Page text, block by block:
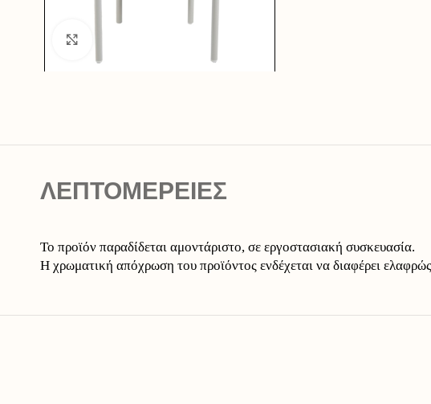
ΛΕΠΤΟΜΕΡΕΙΕΣ
Το προϊόν παραδίδεται αμοντάριστο, σε εργοστασιακή συσκευασία.
Η χρωματική απόχρωση του προϊόντος ενδέχεται να διαφέρει